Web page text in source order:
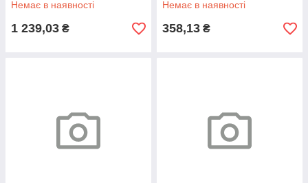
Немає в наявності
1 239,03 ₴
Немає в наявності
358,13 ₴